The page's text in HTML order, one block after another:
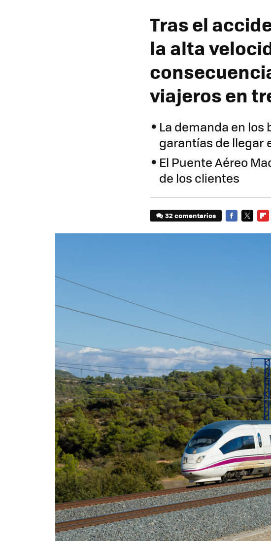
Tras el
la alta
viajeros en
La demanda en
garantías de llegar
El Puente Aéreo
de los clientes
32 comentarios